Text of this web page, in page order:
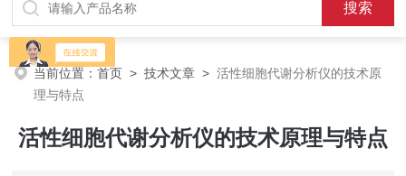
高温恒温培养箱，低温恒温培养箱，碎花型制冰机；消毒灭菌设备，
高压蒸汽灭菌器等。
当前位置：首页 >技术文章 >活性细胞代谢分析仪的技术原
理与特点
活性细胞代谢分析仪的技术原理与特点